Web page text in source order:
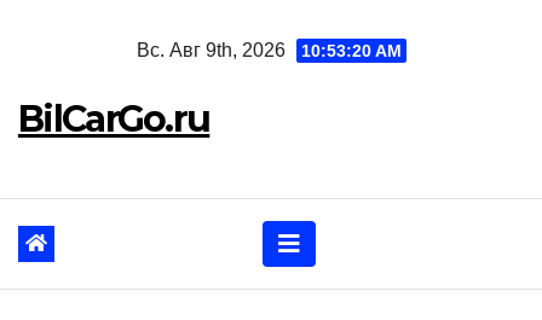
Вс. Авг 9th, 2026 10:53:21 AM
BilCarGo.ru